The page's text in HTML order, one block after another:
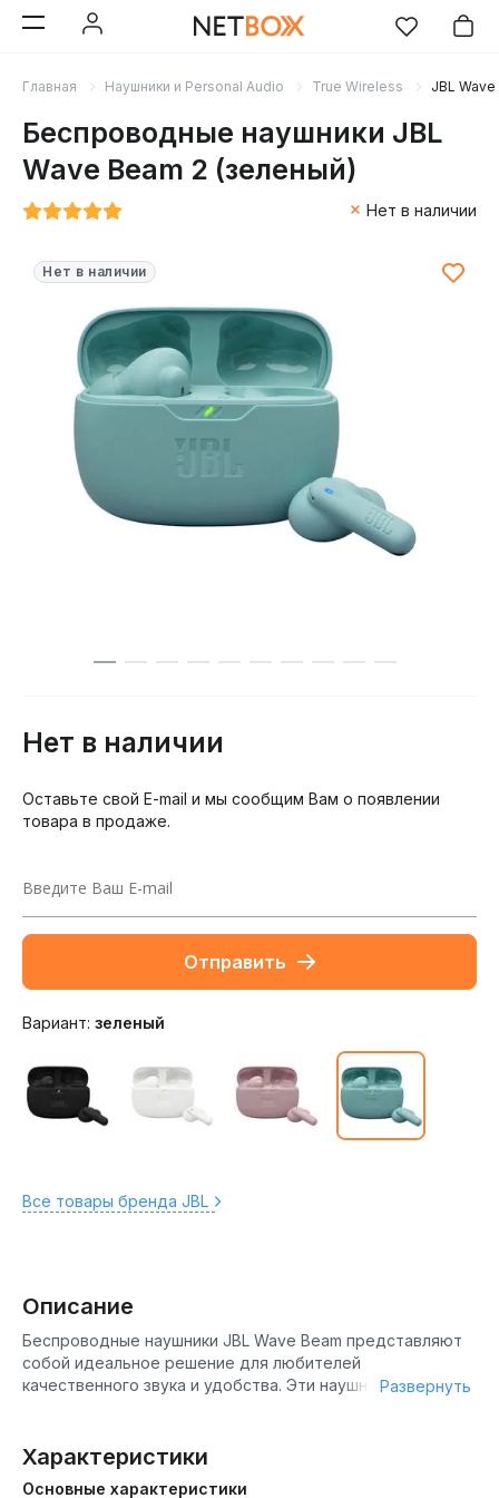
Главная Наушники и Personal Audio True Wireless JBL
Беспроводные наушники JBL
Wave Beam 2 (зеленый)
Нет в наличии
Нет в наличии
Нет в наличии
Оставьте свой E-mail и мы сообщим Вам о появлении
товара в продаже.
Отправить
Вариант: зеленый
Все товары бренда JBL
Описание
Беспроводные наушники JBL Wave Beam представляют
собой идеальное решение для любителей
качественного звука и удобства. Эти наушники с
благодаря использованию Bluetooth 5.3. С
динамическими драйверами диаметром 8 мм, они
Развернуть
Характеристики
Основные характеристики